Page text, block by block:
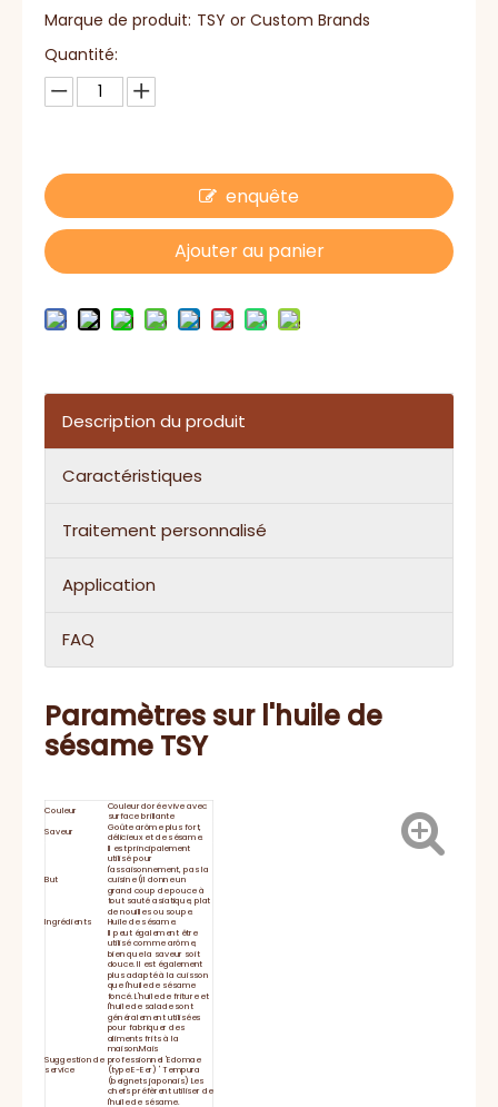
Marque de produit: TSY or Custom Brands
Quantité:
enquête
Ajouter au panier
Description du produit
Caractéristiques
Traitement personnalisé
Application
FAQ
Paramètres sur l'huile de
sésame TSY
Couleur Couleur dorée vive avec
surface brillante
Saveur
Goûte arôme plus fort,
délicieux et de sésame.
But
Il est principalement
utilisé pour
l'assaisonnement, pas la
cuisine (il donne un
grand coup de pouce à
tout sauté asiatique, plat
de nouilles ou soupe.
Ingrédients
Huile de sésame.
Suggestion de
service
Il peut également être
utilisé comme arôme,
bien que la saveur soit
douce. Il est également
plus adapté à la cuisson
que l'huile de sésame
foncé. L'huile de friture et
l'huile de salade sont
généralement utilisées
pour fabriquer des
aliments frits à la
maison.Mais
professionnel 'Edomae
(type E-Eer) ' Tempura
(beignets japonais) Les
chefs préfèrent utiliser de
l'huile de sésame.